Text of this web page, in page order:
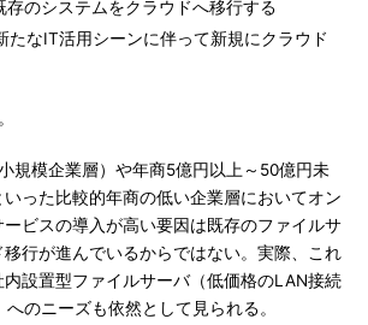
存のシステムをクラウドへ移行する
たなIT活用シーンに伴って新規にクラウド
規模企業層）や年商5億円以上～50億円未
った比較的年商の低い企業層においてオン
ビスの導入が高い要因は既存のファイルサ
行が進んでいるからではない。実際、これ
内設置型ファイルサーバ（低価格のLAN接続
のニーズも依然として見られる。